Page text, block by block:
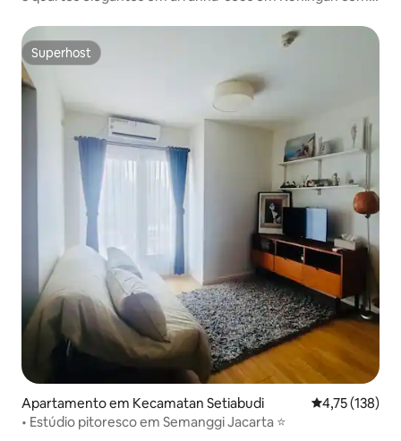
Superhost
Superhost
Apartamento em Kecamatan Setiabudi Classificação
4,75 (138)
• Estúdio pitoresco em Semanggi Jacarta ⭐️